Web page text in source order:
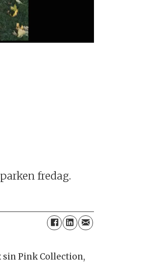
fredag.
Pink Collection,